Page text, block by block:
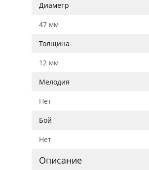
Диаметр
47 мм
Толщина
12 мм
Мелодия
Нет
Бой
Нет
Описание